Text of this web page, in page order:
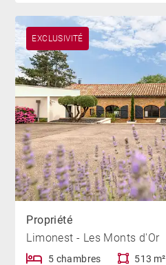
EXCLUSIVITÉ
Propriété
Limonest - Les Monts d'Or
5 chambres 513 m²